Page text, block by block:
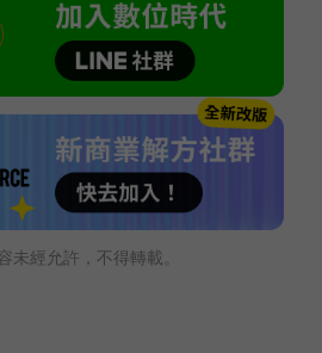
未經允許，不得轉載。